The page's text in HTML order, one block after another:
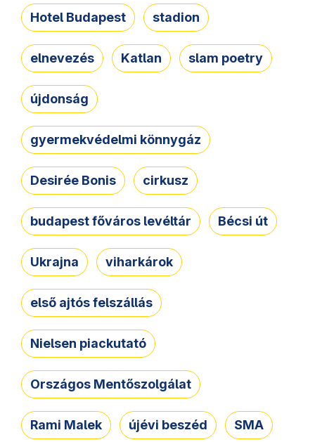
Hotel Budapest stadion
elnevezés Katlan slam poetry
újdonság
gyermekvédelmi könnygáz
Desirée Bonis cirkusz
budapest főváros levéltár Bécsi út
Ukrajna viharkárok
első ajtós felszállás
Nielsen piackutató
Országos Mentőszolgálat
Rami Malek újévi beszéd SMA